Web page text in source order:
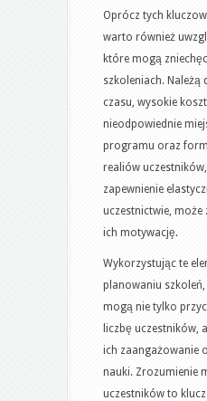
Oprócz tych
warto również
które mogą
szkoleniach. Należą
czasu, wysokie
nieodpowiednie
programu oraz
realiów
zapewnienie
uczestnictwie, może
ich motywację.
Wykorzystując te
planowaniu
mogą nie tylko
liczbę uczestników,
ich zaangażowanie
nauki. Zrozumienie
uczestników to